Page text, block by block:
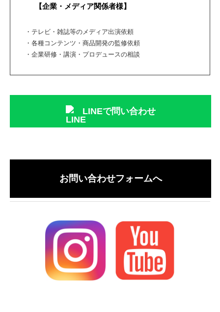
【企業・メディア関係者様】
・テレビ・雑誌等のメディア出演依頼
・各種コンテンツ・商品開発の監修依頼
・企業研修・講演・プロデュースの相談
LINEで問い合わせ
お問い合わせフォームへ